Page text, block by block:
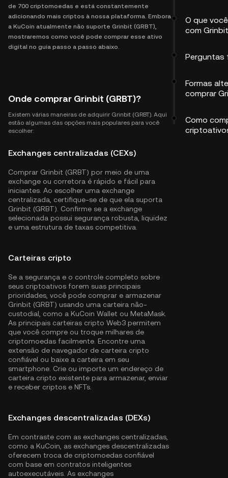
de 700 criptomoedas e está constantemente
adicionando mais criptos à nossa plataforma. Embora
a KuCoin atualmente não suporte Grinbit (GRBT),
mostraremos como você pode comprar esse ativo
digital no guia passo a passo abaixo.
Onde comprar Grinbit (GRBT)?
Existem várias maneiras de adquirir Grinbit (GRBT). Aqui
estão algumas das opções mais populares para você
escolher:
Exchanges centralizadas (CEXs)
Comprar Grinbit (GRBT) por meio de uma
exchange ou corretora é rápido e fácil para
iniciantes. Ao escolher uma exchange
centralizada, certifique-se de que ela suporta
Grinbit (GRBT). Confirme se a exchange
selecionada possui segurança robusta, liquidez
e uma estrutura de taxas competitiva.
Carteiras cripto
Se a segurança e o controle completo sobre
seus criptoativos forem suas principais
prioridades, você pode comprar e armazenar
Grinbit (GRBT) usando uma carteira não-
custodial, como a KuCoin Wallet ou MetaMask.
As principais carteiras cripto Web3 permitem
que você compre ou troque milhares de
criptomoedas facilmente. Encontre uma
extensão de navegador de carteira cripto
confiável ou baixe a carteira em seu
smartphone. Crie ou importe um endereço de
carteira cripto existente para armazenar, enviar
e receber criptos e NFTs.
Exchanges descentralizadas (DEXs)
Em contraste com as exchanges centralizadas,
como a KuCoin, as exchanges descentralizadas
oferecem troca de criptomoedas confiável
com base em contratos inteligentes
autoexecutáveis. As exchanges
O que
com
Perguntas
Formas
comprar
Como